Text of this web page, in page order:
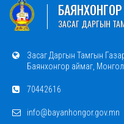
ЗАСАГ ДАРГЫН
Засаг Даргын Тамгын
Баянхонгор аймаг,
70442616
info@bayanhongor.gov.mn